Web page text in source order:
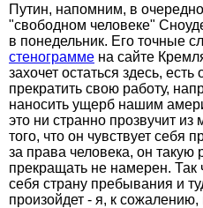
Путин, напомним, в
"свободном человеке"
в понедельник. Его точные
стенограмме на сайте
захочет остаться здесь,
прекратить свою работу,
наносить ущерб нашим
это ни странно прозвучит
того, что он чувствует себя
за права человека, он такую
прекращать не намерен.
себя страну пребывания и
произойдет - я, к